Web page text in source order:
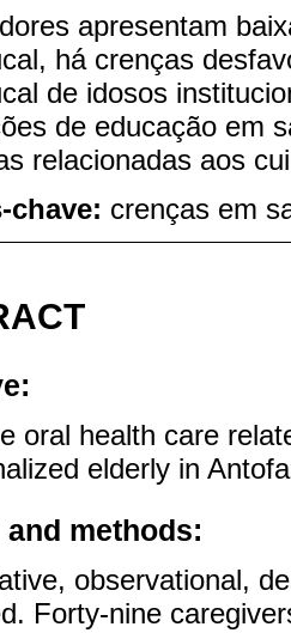
apresentam
há crenças
de idosos
de educação em
relacionadas aos
chave: crenças em
oral health care
elderly in
and methods:
observational,
Forty-nine